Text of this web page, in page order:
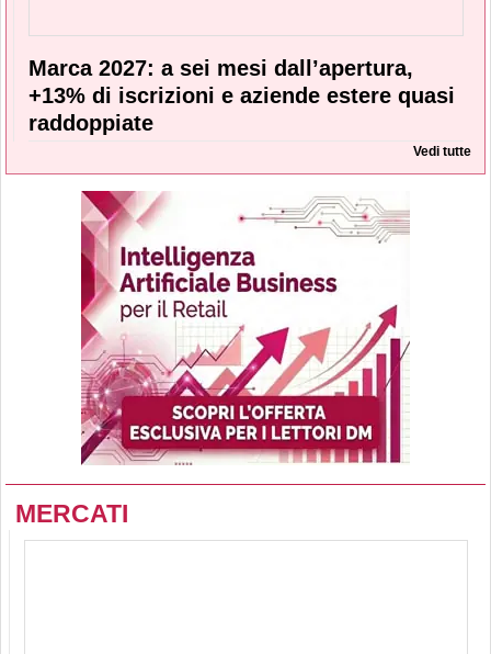
Marca 2027: a sei mesi dall’apertura,
+13% di iscrizioni e aziende estere quasi
raddoppiate
Vedi tutte
MERCATI